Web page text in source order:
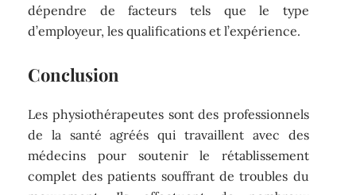
dépendre de facteurs tels que le type
d’employeur, les qualifications et l’expérience.
Conclusion
Les physiothérapeutes sont des professionnels
de la santé agréés qui travaillent avec des
médecins pour soutenir le rétablissement
complet des patients souffrant de troubles du